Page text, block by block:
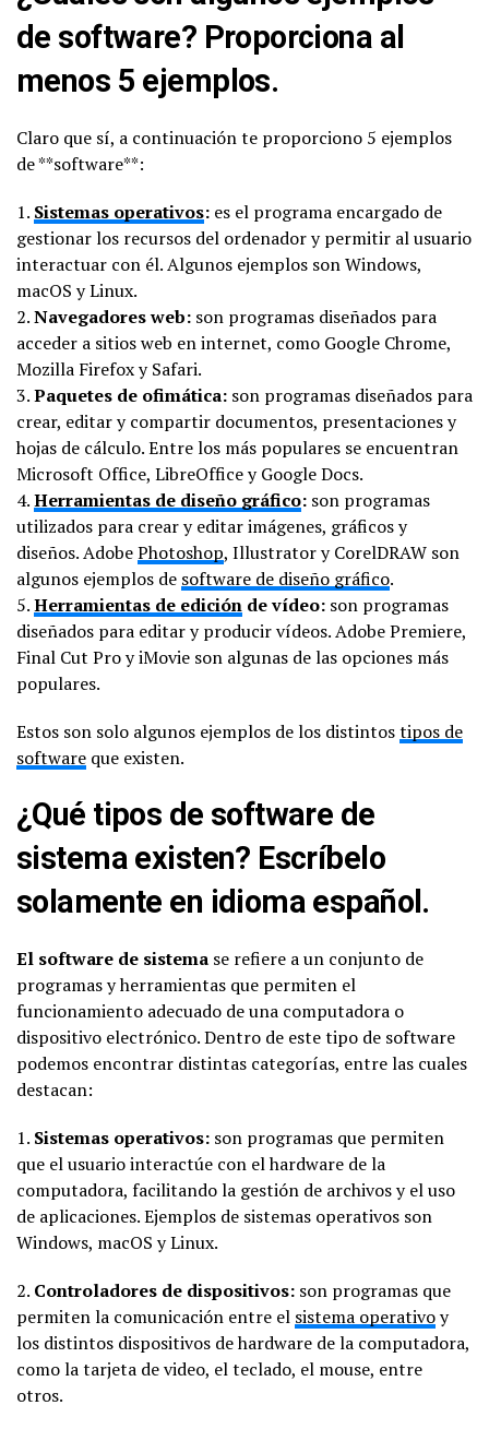
de software? Proporciona al
menos 5 ejemplos.
Claro que sí, a continuación te proporciono 5 ejemplos
de **software**:
1. Sistemas operativos: es el programa encargado de
gestionar los recursos del ordenador y permitir al usuario
interactuar con él. Algunos ejemplos son Windows,
macOS y Linux.
2.Navegadores web: son programas diseñados para
acceder a sitios web en internet, como Google Chrome,
Mozilla Firefox y Safari.
3.Paquetes de ofimática: son programas diseñados para
crear, editar y compartir documentos, presentaciones y
hojas de cálculo. Entre los más populares se encuentran
Microsoft Office, LibreOffice y Google Docs.
4.Herramientas de diseño gráfico: son programas
utilizados para crear y editar imágenes, gráficos y
diseños. AdobePhotoshop, Illustrator y CorelDRAW son
algunos ejemplos de software de diseño gráfico.
5.Herramientas de edición de vídeo: son programas
diseñados para editar y producir vídeos. Adobe Premiere,
Final Cut Pro y iMovie son algunas de las opciones más
populares.
Estos son solo algunos ejemplos de los distintostipos de
software que existen.
¿Qué tipos de software de
sistema existen? Escríbelo
solamente en idioma español.
El software de sistema se refiere a un conjunto de
programas y herramientas que permiten el
funcionamiento adecuado de una computadora o
dispositivo electrónico. Dentro de este tipo de software
podemos encontrar distintas categorías, entre las cuales
destacan:
1. Sistemas operativos: son programas que permiten
que el usuario interactúe con el hardware de la
computadora, facilitando la gestión de archivos y el uso
de aplicaciones. Ejemplos de sistemas operativos son
Windows, macOS y Linux.
2. Controladores de dispositivos: son programas que
permiten la comunicación entre el sistema operativoy
los distintos dispositivos de hardware de la computadora,
como la tarjeta de video, el teclado, el mouse, entre
otros.